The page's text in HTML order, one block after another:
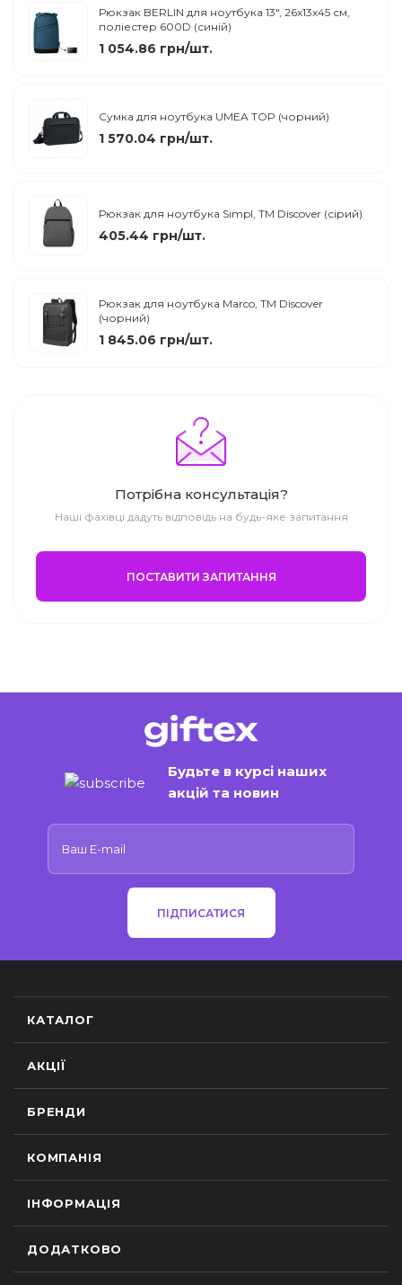
Рюкзак BERLIN для ноутбука 13", 26x13x45 см,
поліестер 600D (синій)
1 054.86 грн/шт.
Сумка для ноутбука UMEA TOP (чорний)
1 570.04 грн/шт.
Рюкзак для ноутбука Simpl, ТМ Discover (сірий)
405.44 грн/шт.
Рюкзак для ноутбука Marco, TM Discover
(чорний)
1 845.06 грн/шт.
Потрібна консультація?
Наші фахівці дадуть відповідь на будь-яке запитання
ПОСТАВИТИ ЗАПИТАННЯ
Будьте в курсі наших
акцій та новин
ПІДПИСАТИСЯ
КАТАЛОГ
АКЦІЇ
БРЕНДИ
КОМПАНІЯ
ІНФОРМАЦІЯ
ДОДАТКОВО